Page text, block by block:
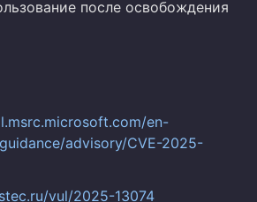
после освобождения
en-
advisory/CVE-2025-
vul/2025-13074